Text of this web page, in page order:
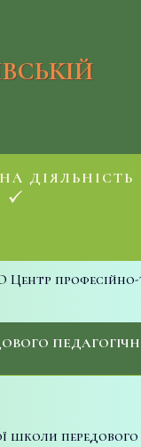
ДІЯЛЬНІСТЬ
Центр професійно-
школи